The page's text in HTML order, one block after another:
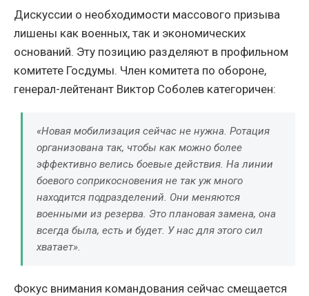
Дискуссии о необходимости массового призыва
лишены как военных, так и экономических
оснований. Эту позицию разделяют в профильном
комитете Госдумы. Член комитета по обороне,
генерал-лейтенант Виктор Соболев категоричен:
«Новая мобилизация сейчас не нужна. Ротация
организована так, чтобы как можно более
эффективно велись боевые действия. На линии
боевого соприкосновения не так уж много
находится подразделений. Они меняются
военными из резерва. Это плановая замена, она
всегда была, есть и будет. У нас для этого сил
хватает».
Фокус внимания командования сейчас смещается